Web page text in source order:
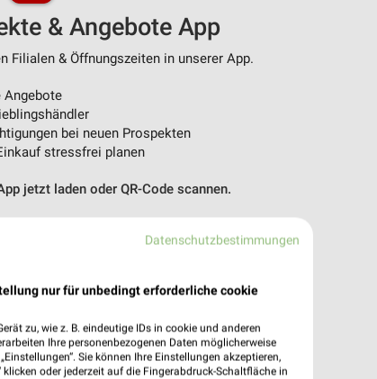
& Angebote App
Filialen & Öffnungszeiten in unserer App.
Angebote
bei neuen Prospekten
stressfrei planen
jetzt laden oder QR-Code scannen.
Datenschutzbestimmungen
nur für unbedingt erforderliche cookie
zu, wie z. B. eindeutige IDs in cookie und anderen
Ihre personenbezogenen Daten möglicherweise
Sie können Ihre Einstellungen akzeptieren,
oder jederzeit auf die Fingerabdruck-Schaltfläche in